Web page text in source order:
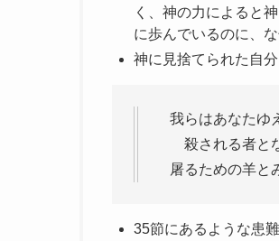
く、神の力によると
に歩んでいるのに、
神に見捨てられた自
我らはあなたゆ
殺される者とな
屠るための羊と
35節にあるような患